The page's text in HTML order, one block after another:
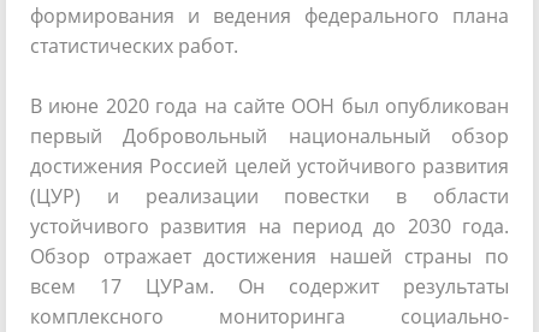
формирования и ведения федерального плана
статистических работ.
В июне 2020 года на сайте ООН был опубликован
первый Добровольный национальный обзор
достижения Россией целей устойчивого развития
(ЦУР) и реализации повестки в области
устойчивого развития на период до 2030 года.
Обзор отражает достижения нашей страны по
всем 17 ЦУРам. Он содержит результаты
комплексного мониторинга социально-